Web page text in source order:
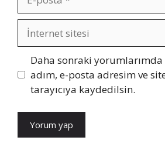
posta
İnternet
sitesi
Daha sonraki yorumlarımda
adım, e-posta adresim ve
tarayıcıya kaydedilsin.